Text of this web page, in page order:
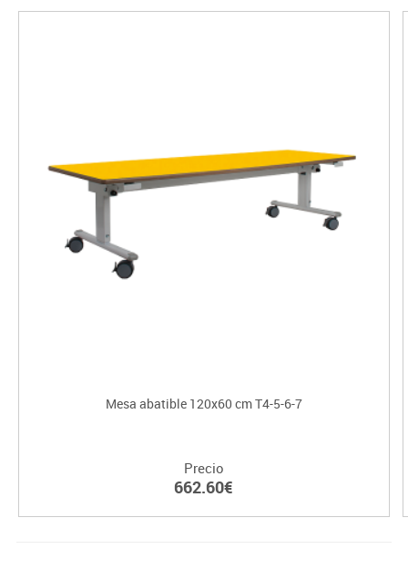
Mesa abatible 120x60 cm T4-5-6-7
Precio
662.60€